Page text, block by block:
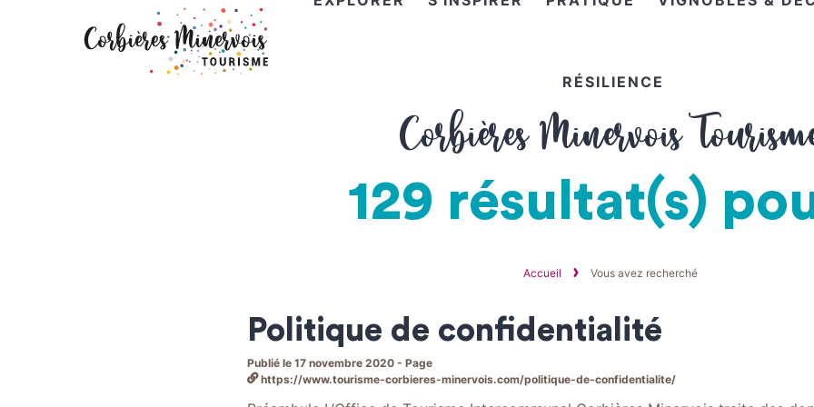
RÉSILIENCE
Corbières Minervois
129 résultat(s)
Accueil Vous avez recherché
Politique de confidentialité
Publié le 17 novembre 2020 - Page
https://www.tourisme-corbieres-minervois.com/politique-de-confidentialite/